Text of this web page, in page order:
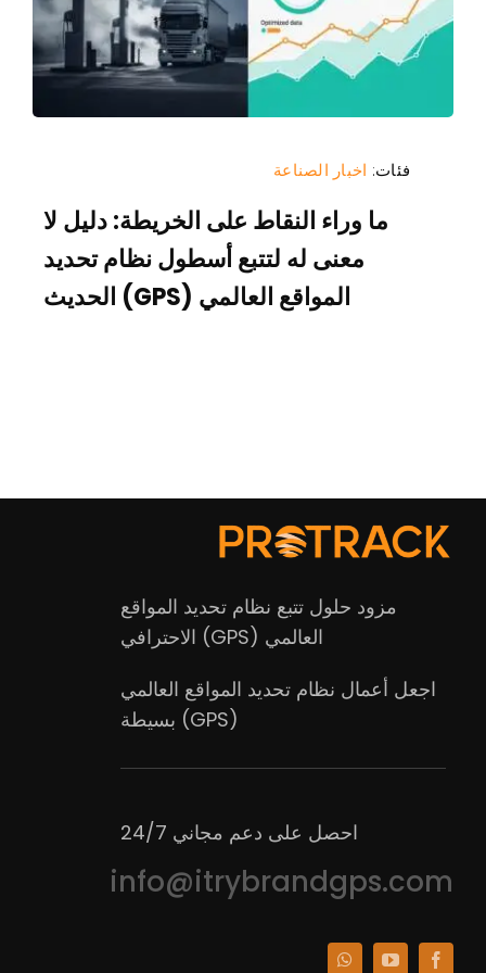
فئات: اخبار الصناعة
ما وراء النقاط على الخريطة: دليل لا
معنى له لتتبع أسطول نظام تحديد
المواقع العالمي (GPS) الحديث
مزود حلول تتبع نظام تحديد المواقع
العالمي (GPS) الاحترافي
اجعل أعمال نظام تحديد المواقع العالمي
(GPS) بسيطة
احصل على دعم مجاني 24/7
info@itrybrandgps.com